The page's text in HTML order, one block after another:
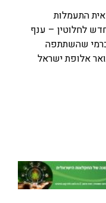
התעמלות
לחלוטין – ענף
שהשתתפה
אלופת ישראל